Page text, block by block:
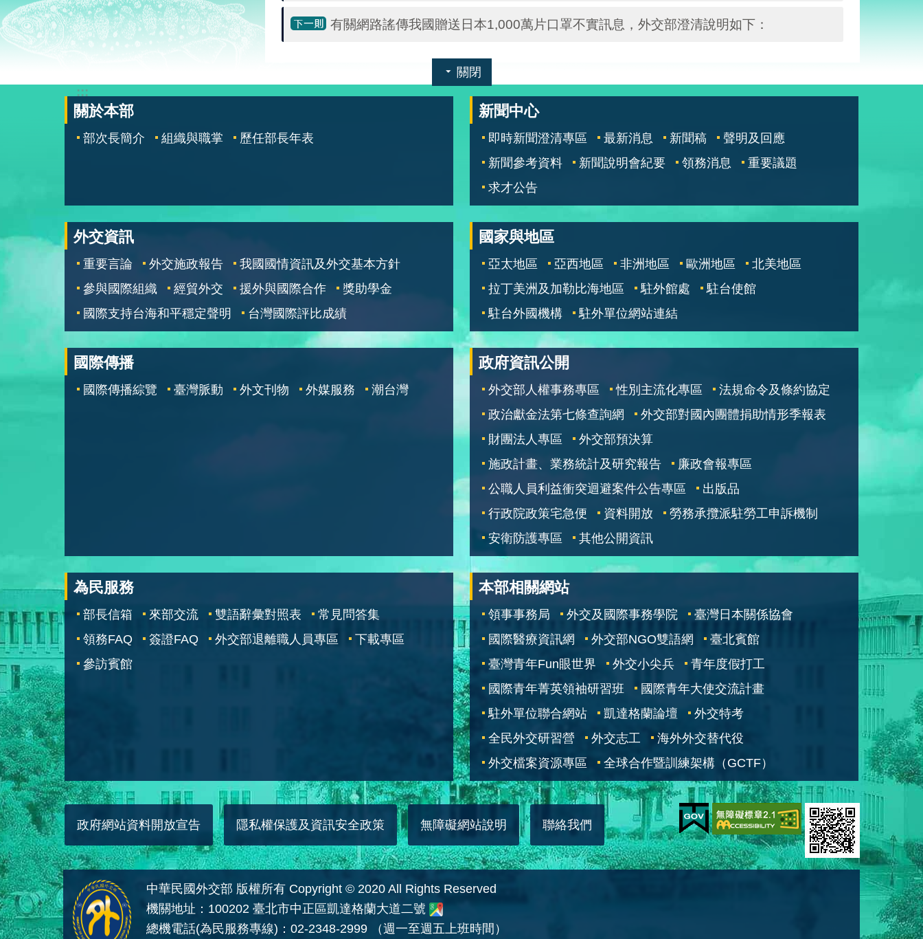
有關網路謠傳我國贈送日本1,000萬片口罩不實訊息，外交部澄清說明如下：
關閉
:::
關於本部
部次長簡介 組織與職掌 歷任部長年表
新聞中心
即時新聞澄清專區 最新消息 新聞稿
聲明及回應
新聞參考資料
新聞說明會紀要 領務消息
重要議題
求才公告
外交資訊
重要言論 外交施政報告
我國國情資訊及外交基本方針
參與國際組織
經貿外交 援外與國際合作
獎助學金
國際支持台海和平穩定聲明
台灣國際評比成績
國家與地區
亞太地區 亞西地區 非洲地區 歐洲地區
北美地區
拉丁美洲及加勒比海地區
駐外館處
駐台使館
駐台外國機構
駐外單位網站連結
國際傳播
國際傳播綜覽 臺灣脈動 外文刊物 外媒服務 潮台灣
政府資訊公開
外交部人權事務專區 性別主流化專區
法規命令及條約協定
政治獻金法第七條查詢網
外交部對國內團體捐助情形季報表
財團法人專區
外交部預決算
施政計畫、業務統計及研究報告
廉政會報專區
公職人員利益衝突迴避案件公告專區
出版品
行政院政策宅急便
資料開放
勞務承攬派駐勞工申訴機制
安衛防護專區
其他公開資訊
為民服務
部長信箱 來部交流 雙語辭彙對照表
常見問答集
領務FAQ
簽證FAQ 外交部退離職人員專區
下載專區
參訪賓館
本部相關網站
領事事務局 外交及國際事務學院
臺灣日本關係協會
國際醫療資訊網
外交部NGO雙語網
臺北賓館
臺灣青年Fun眼世界
外交小尖兵
青年度假打工
國際青年菁英領袖研習班
國際青年大使交流計畫
駐外單位聯合網站
凱達格蘭論壇
外交特考
全民外交研習營
外交志工
海外外交替代役
外交檔案資源專區
全球合作暨訓練架構（GCTF）
政府網站資料開放宣告 隱私權保護及資訊安全政策 無障礙網站說明 聯絡我們
中華民國外交部 版權所有 Copyright © 2020 All Rights Reserved
機關地址：100202 臺北市中正區凱達格蘭大道二號
總機電話(為民服務專線)：02-2348-2999 （週一至週五上班時間）